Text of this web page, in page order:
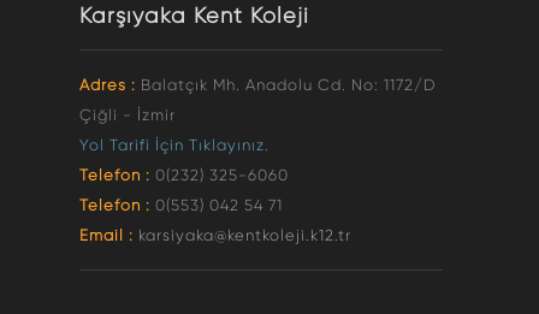
Karşıyaka Kent Koleji
Adres : Balatçık Mh. Anadolu Cd. No: 1172/D
Çiğli - İzmir
Yol Tarifi İçin Tıklayınız.
Telefon : 0(232) 325-6060
Telefon : 0(553) 042 54 71
Email : karsiyaka@kentkoleji.k12.tr